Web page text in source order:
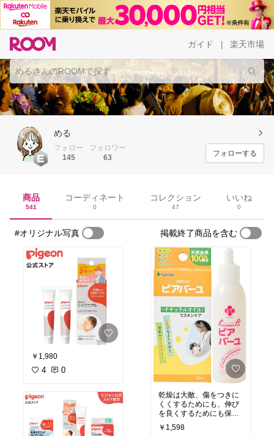
ガイド 楽天市場
める
フォロー
145
フォロワー
63
フォローする
商品
541
コーディネート
0
コレクション
47
いいね
0
#オリジナル写真 掲載終了商品を含む
￥1,980
4 0
乾燥は大敵、傷をつきに
くくするためにも、伸び
を良くするためにも保湿
してね。
￥1,598